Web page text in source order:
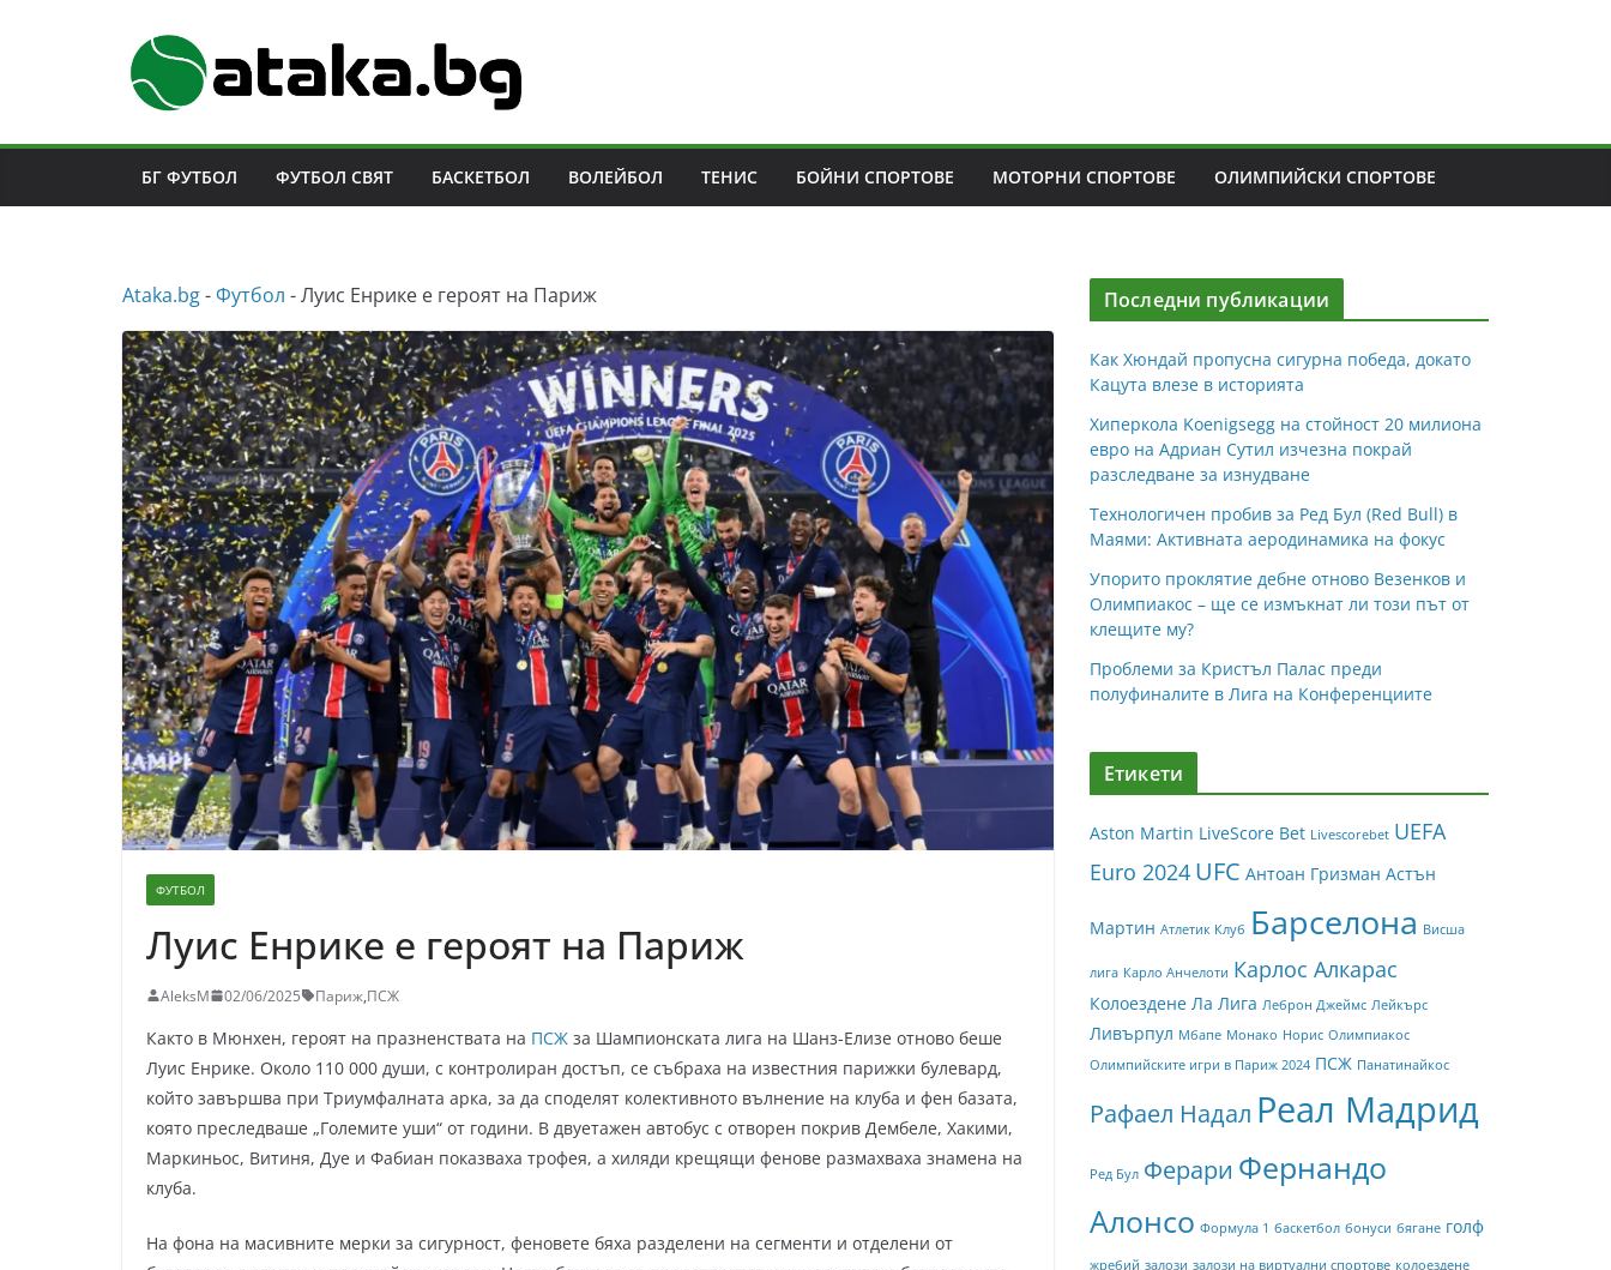
БГ ФУТБОЛ ФУТБОЛ СВЯТ БАСКЕТБОЛ ВОЛЕЙБОЛ ТЕНИС БОЙНИ СПОРТОВЕ МОТОРНИ СПОРТОВЕ ОЛИМПИЙСКИ СПОРТОВЕ
Аtaka.bg-Футбол -Луис Енрике е героят на Париж
ФУТБОЛ
Луис Енрике е героят на Париж
AleksM 02/06/2025 Париж,ПСЖ
Както в Мюнхен, героят на празненствата на ПСЖ за Шампионската лига на Шанз-Елизе отново беше
Луис Енрике. Около 110 000 души, с контролиран достъп, се събраха на известния парижки булевард,
който завършва при Триумфалната арка, за да споделят колективното вълнение на клуба и фен базата,
която преследваше „Големите уши“ от години. В двуетажен автобус с отворен покрив Дембеле, Хакими,
Маркиньос, Витиня, Дуе и Фабиан показваха трофея, а хиляди крещящи фенове размахваха знамена на
клуба.
На фона на масивните мерки за сигурност, феновете бяха разделени на сегменти и отделени от
Последни публикации
Как Хюндай пропусна сигурна победа, докато
Кацута влезе в историята
Хиперкола Koenigsegg на стойност 20 милиона
евро на Адриан Сутил изчезна покрай
разследване за изнудване
Технологичен пробив за Ред Бул (Red Bull) в
Маями: Активната аеродинамика на фокус
Упорито проклятие дебне отново Везенков и
Олимпиакос – ще се измъкнат ли този път от
клещите му?
Проблеми за Кристъл Палас преди
полуфиналите в Лига на Конференциите
Етикети
Aston Martin LiveScore Bet Livescorebet UEFA
Euro 2024 UFC Антоан Гризман Астън
Мартин Атлетик Клуб Барселона Висша
лига Карло Анчелоти Карлос Алкарас
Колоездене Ла Лига Леброн Джеймс Лейкърс
Ливърпул Мбапе Монако Норис Олимпиакос
Олимпийските игри в Париж 2024 ПСЖ Панатинайкос
Рафаел Надал Реал Мадрид
Ред Бул Ферари Фернандо
Алонсо Формула 1 баскетбол бонуси бягане голф
жребий залози залози на виртуални спортове колоездене